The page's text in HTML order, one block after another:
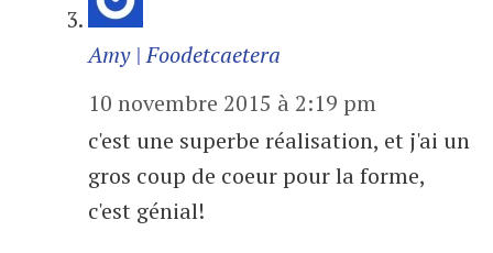
Amy | Foodetcaetera
10 novembre 2015 à 2:19 pm
c'est une superbe réalisation, et j'ai un
gros coup de coeur pour la forme,
c'est génial!